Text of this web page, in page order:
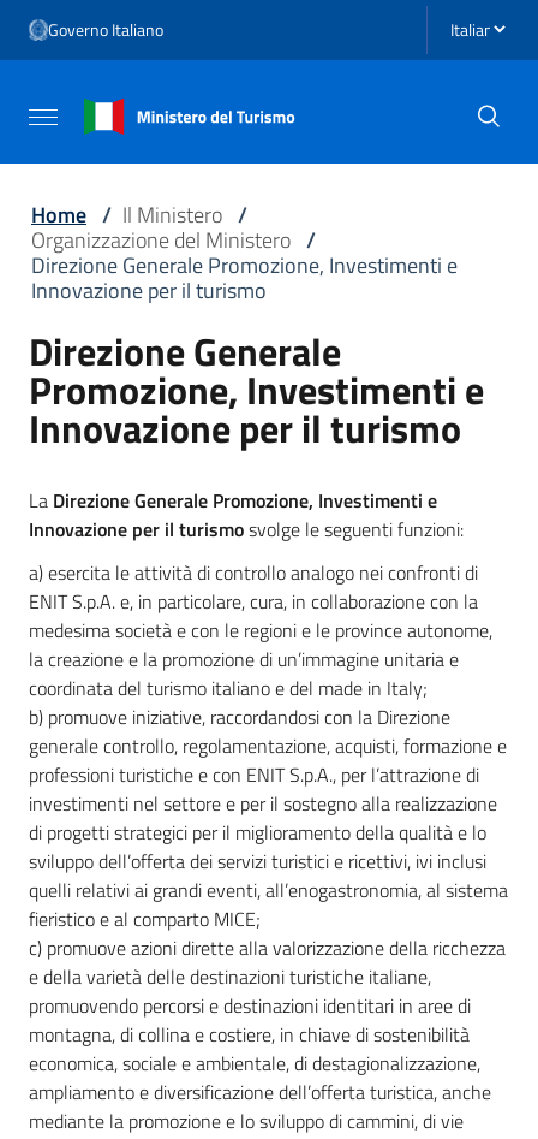
Vai al menu di navigazione
Vai al footer
Governo Italiano Seleziona
Attiva / disattiva la navigazione
Home / Il Ministero /
Organizzazione del Ministero /
Direzione Generale Promozione, Investimenti e
Innovazione per il turismo
Direzione Generale
Promozione, Investimenti e
Innovazione per il turismo
La Direzione Generale Promozione, Investimenti e
Innovazione per il turismosvolge le seguenti funzioni:
a) esercita le attività di controllo analogo nei confronti di
ENIT S.p.A. e, in particolare, cura, in collaborazione con la
medesima società e con le regioni e le province autonome,
la creazione e la promozione di un’immagine unitaria e
coordinata del turismo italiano e del made in Italy;
b) promuove iniziative, raccordandosi con la Direzione
generale controllo, regolamentazione, acquisti, formazione e
professioni turistiche e con ENIT S.p.A., per l’attrazione di
investimenti nel settore e per il sostegno alla realizzazione
di progetti strategici per il miglioramento della qualità e lo
sviluppo dell’offerta dei servizi turistici e ricettivi, ivi inclusi
quelli relativi ai grandi eventi, all’enogastronomia, al sistema
fieristico e al comparto MICE;
c) promuove azioni dirette alla valorizzazione della ricchezza
e della varietà delle destinazioni turistiche italiane,
promuovendo percorsi e destinazioni identitari in aree di
montagna, di collina e costiere, in chiave di sostenibilità
economica, sociale e ambientale, di destagionalizzazione,
ampliamento e diversificazione dell’offerta turistica, anche
mediante la promozione e lo sviluppo di cammini, di vie